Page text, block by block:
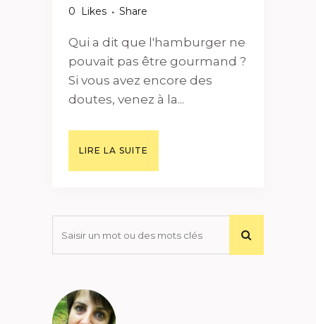
0
Likes Share
Qui a dit que l'hamburger ne
pouvait pas être gourmand ?
Si vous avez encore des
doutes, venez à la...
LIRE LA SUITE